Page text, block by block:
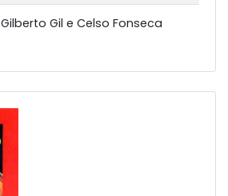
Gilberto Gil e Celso Fonseca